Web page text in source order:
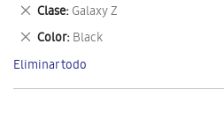
Clase Galaxy Z
Eliminar
este
artículo
Color Black
Eliminar
este
artículo
Eliminar todo